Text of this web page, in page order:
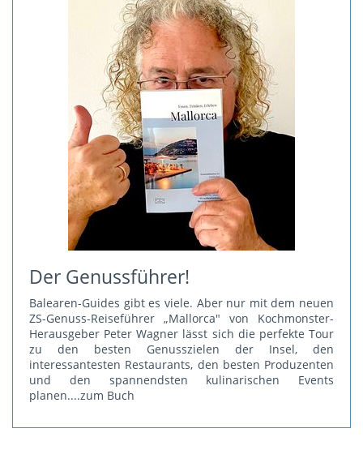
Der Genussführer!
Balearen-Guides gibt es viele. Aber nur mit dem neuen
ZS-Genuss-Reiseführer „Mallorca" von Kochmonster-
Herausgeber Peter Wagner lässt sich die perfekte Tour
zu den besten Genusszielen der Insel, den
interessantesten Restaurants, den besten Produzenten
und den spannendsten kulinarischen Events
planen....zum Buch